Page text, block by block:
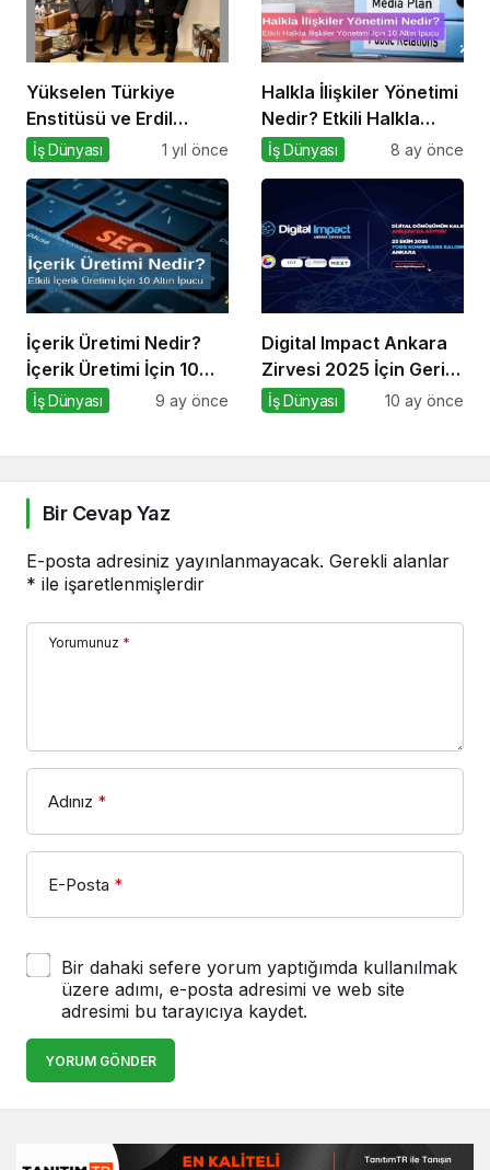
Yükselen Türkiye
Enstitüsü ve Erdil
Grup’tan Cihat
Ziyaret
İş Dünyası 1 yıl önce
Halkla İlişkiler Yönetimi
Nedir? Etkili Halkla
İlişkiler Yönetimi İçin 10
İş Dünyası 8 ay önce
İçerik Üretimi Nedir?
İçerik Üretimi İçin 10
Altın İpucu
İş Dünyası 9 ay önce
Digital Impact Ankara
Zirvesi 2025 İçin Geri
Sayım!
İş Dünyası 10 ay önce
Bir Cevap Yaz
E-posta adresiniz yayınlanmayacak. Gerekli alanlar
* ile işaretlenmişlerdir
Yorumunuz *
Adınız *
E-Posta *
Bir dahaki sefere yorum yaptığımda kullanılmak
üzere adımı, e-posta adresimi ve web site
adresimi bu tarayıcıya kaydet.
YORUM GÖNDER